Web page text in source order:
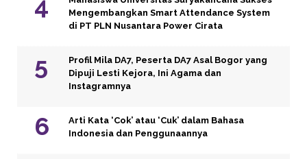
Mengembangkan Smart Attendance System
di PT PLN Nusantara Power Cirata
Profil Mila DA7, Peserta DA7 Asal Bogor yang
Dipuji Lesti Kejora, Ini Agama dan
Instagramnya
Arti Kata ‘Cok’ atau ‘Cuk’ dalam Bahasa
Indonesia dan Penggunaannya